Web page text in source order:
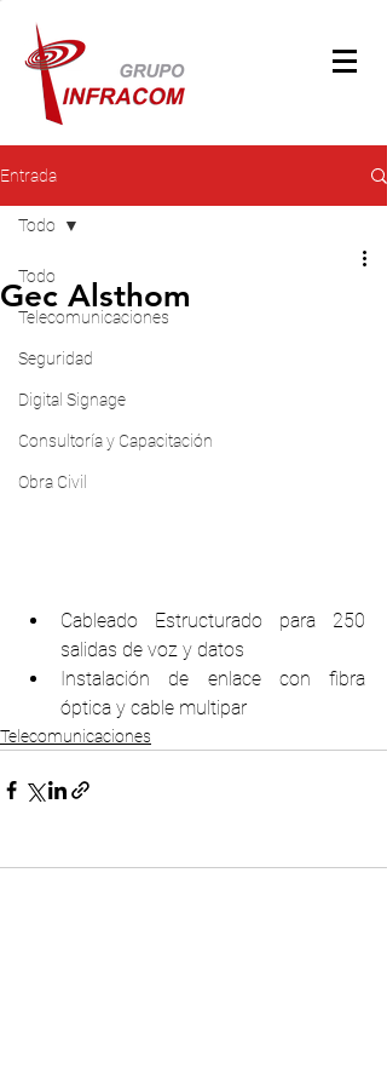
Entrada
Todo
Telecomunicaciones
Seguridad
Digital Signage
Consultoría y Capacitación
Obra Civil
Todo
Gec Alsthom
Cableado Estructurado para 250
salidas de voz y datos
Instalación de enlace con fibra
óptica y cable multipar
Telecomunicaciones